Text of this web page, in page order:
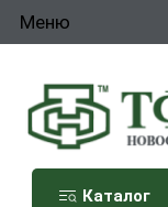
Меню
Каталог